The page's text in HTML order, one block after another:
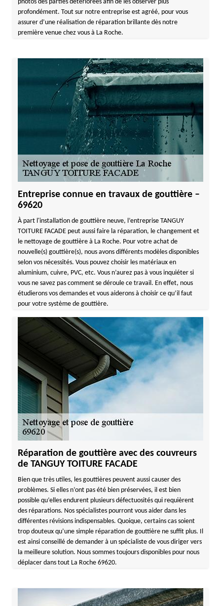
photos des parties détériorées afin de les observer plus
profondément. Tout sur notre entreprise est agréé, pour vous
assurer d’une réalisation de réparation brillante dès notre
première venue chez vous à La Roche.
Entreprise connue en travaux de gouttière –
69620
À part l'installation de gouttière neuve, l’entreprise TANGUY
TOITURE FACADE peut aussi faire la réparation, le changement et
le nettoyage de gouttière à La Roche. Pour votre achat de
nouvelle(s) gouttière(s), nous avons différents modèles disponibles
selon vos nécessités. Vous pouvez choisir les matériaux en
aluminium, cuivre, PVC, etc. Vous n’aurez pas à vous inquiéter si
vous ne savez pas comment se déroule ce travail. En effet, nous
étudierons vos demandes et vous aiderons à choisir ce qu’il faut
pour votre système de gouttière.
Réparation de gouttière avec des couvreurs
de TANGUY TOITURE FACADE
Bien que très utiles, les gouttières peuvent aussi causer des
problèmes. Si elles n’ont pas été bien préservées, il est bien
possible qu’elles endurent plusieurs défectuosités qui requièrent
des réparations. Nos spécialistes pourront vous aider dans les
différentes révisions indispensables. Quoique, certains cas soient
trop douteux qu’une simple réparation de gouttière ne suffit plus. Il
est ainsi conseillé de demander à un spécialiste de vous diriger vers
la meilleure solution. Nous sommes toujours disponibles pour nous
déplacer dans tout La Roche 69620.